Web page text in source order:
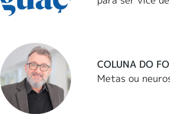
COLUNA DO
Metas ou